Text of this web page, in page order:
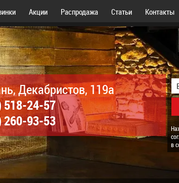
Акции Распродажа Статьи Контакты
Декабристов, 119а
518-24-57
260-93-53
в